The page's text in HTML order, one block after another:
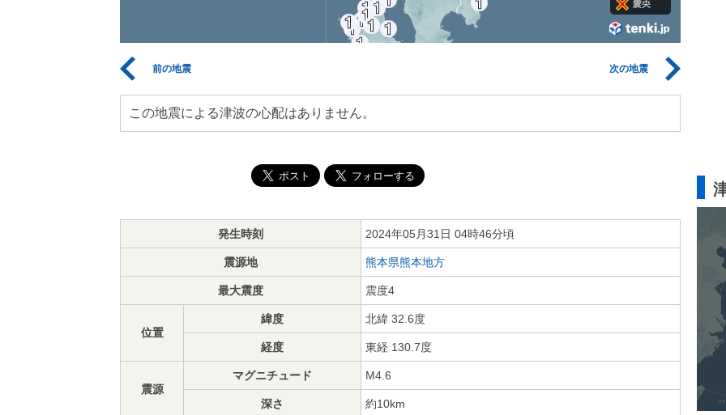
前の地震 次の地震
この地震による津波の心配はありません。
発生時刻 2024年05月31日 04時46分頃
震源地 熊本県熊本地方
最大震度 震度4
位置
緯度 北緯 32.6度
経度 東経 130.7度
震源
マグニチュード M4.6
深さ 約10km